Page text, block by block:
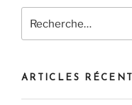
pour
ARTICLES